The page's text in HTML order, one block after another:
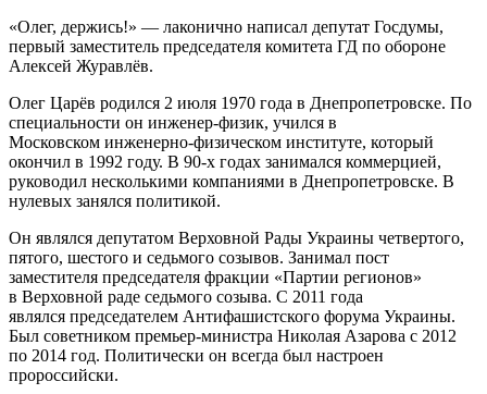
«Олег, держись!» — лаконично написал депутат Госдумы,
первый заместитель председателя комитета ГД по обороне
Алексей Журавлёв.
Олег Царёв родился 2 июля 1970 года в Днепропетровске. По
специальности он инженер-физик, учился в
Московском инженерно-физическом институте, который
окончил в 1992 году. В 90-х годах занимался коммерцией,
руководил несколькими компаниями в Днепропетровске. В
нулевых занялся политикой.
Он являлся депутатом Верховной Рады Украины четвертого,
пятого, шестого и седьмого созывов. Занимал пост
заместителя председателя фракции «Партии регионов»
в Верховной раде седьмого созыва. С 2011 года
являлся председателем Антифашистского форума Украины.
Был советником премьер-министра Николая Азарова с 2012
по 2014 год. Политически он всегда был настроен
пророссийски.